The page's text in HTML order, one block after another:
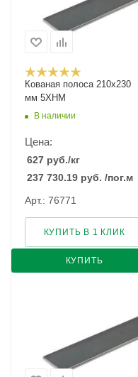
Кованая полоса 210x230
мм 5ХНМ
В наличии
Цена:
627 руб./кг
237 730.19 руб. /пог.м
Арт.: 76771
КУПИТЬ
КУПИТЬ В 1 КЛИК